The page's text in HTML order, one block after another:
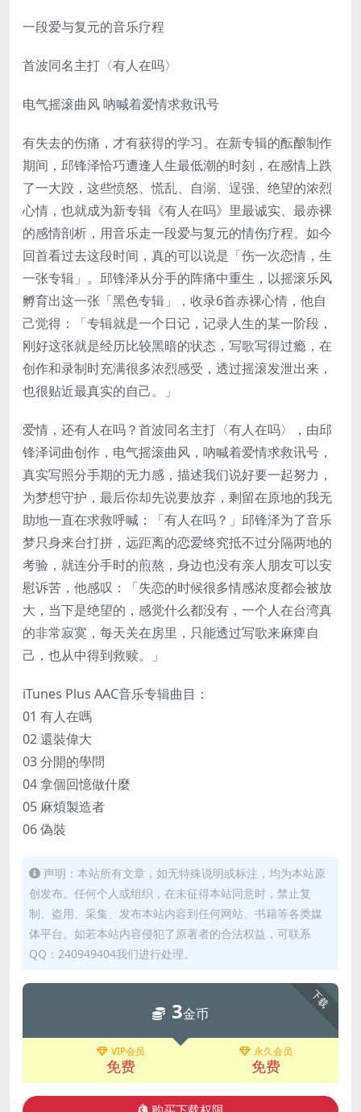
一段爱与复元的音乐疗程
首波同名主打〈有人在吗〉
电气摇滚曲风 吶喊着爱情求救讯号
有失去的伤痛，才有获得的学习。在新专辑的酝酿制作
期间，邱锋泽恰巧遭逢人生最低潮的时刻，在感情上跌
了一大跤，这些愤怒、慌乱、自溺、逞强、绝望的浓烈
心情，也就成为新专辑《有人在吗》里最诚实、最赤裸
的感情剖析，用音乐走一段爱与复元的情伤疗程。如今
回首看过去这段时间，真的可以说是「伤一次恋情，生
一张专辑」。邱锋泽从分手的阵痛中重生，以摇滚乐风
孵育出这一张「黑色专辑」，收录6首赤裸心情，他自
己觉得：「专辑就是一个日记，记录人生的某一阶段，
刚好这张就是经历比较黑暗的状态，写歌写得过瘾，在
创作和录制时充满很多浓烈感受，透过摇滚发泄出来，
也很贴近最真实的自己。」
爱情，还有人在吗？首波同名主打〈有人在吗〉，由邱
锋泽词曲创作，电气摇滚曲风，吶喊着爱情求救讯号，
真实写照分手期的无力感，描述我们说好要一起努力，
为梦想守护，最后你却先说要放弃，剩留在原地的我无
助地一直在求救呼喊：「有人在吗？」邱锋泽为了音乐
梦只身来台打拼，远距离的恋爱终究抵不过分隔两地的
考验，就连分手时的煎熬，身边也没有亲人朋友可以安
慰诉苦，他感叹：「失恋的时候很多情感浓度都会被放
大，当下是绝望的，感觉什么都没有，一个人在台湾真
的非常寂寞，每天关在房里，只能透过写歌来麻痺自
己，也从中得到救赎。」
iTunes Plus AAC音乐专辑曲目：
01 有人在嗎
02 還裝偉大
03 分開的學問
04 拿個回憶做什麼
05 麻煩製造者
06 偽裝
声明：本站所有文章，如无特殊说明或标注，均为本站原
创发布。任何个人或组织，在未征得本站同意时，禁止复
制、盗用、采集、发布本站内容到任何网站、书籍等各类媒
体平台。如若本站内容侵犯了原著者的合法权益，可联系
QQ：240949404我们进行处理。
下载
3金币
VIP会员
免费
永久会员
免费